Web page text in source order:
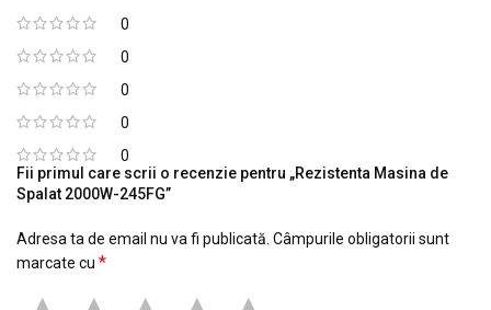
0
0
0
0
0
Fii primul care scrii o recenzie pentru „Rezistenta Masina de
Spalat 2000W-245FG”
Adresa ta de email nu va fi publicată. Câmpurile obligatorii sunt
marcate cu *